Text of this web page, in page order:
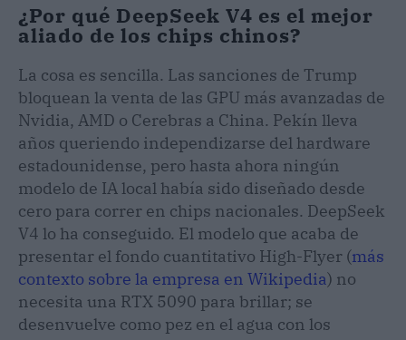
¿Por qué DeepSeek V4 es el mejor
aliado de los chips chinos?
La cosa es sencilla. Las sanciones de Trump
bloquean la venta de las GPU más avanzadas de
Nvidia, AMD o Cerebras a China. Pekín lleva
años queriendo independizarse del hardware
estadounidense, pero hasta ahora ningún
modelo de IA local había sido diseñado desde
cero para correr en chips nacionales. DeepSeek
V4 lo ha conseguido. El modelo que acaba de
presentar el fondo cuantitativo High-Flyer (más
contexto sobre la empresa en Wikipedia) no
necesita una RTX 5090 para brillar; se
desenvuelve como pez en el agua con los